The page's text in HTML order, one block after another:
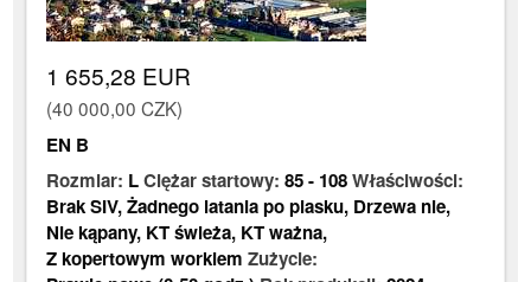
1 655,28 EUR
(40 000,00 CZK)
EN B
Rozmiar: LCiężar startowy:85- 108Właściwości:
Brak SIV,Żadnego latania po piasku, Drzewa nie,
Nie kąpany, KT świeża, KT ważna,
Z kopertowym workiem Zużycie: